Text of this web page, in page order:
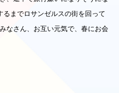
るまでロサンゼルスの街を回って
なさん、お互い元気で、春にお会